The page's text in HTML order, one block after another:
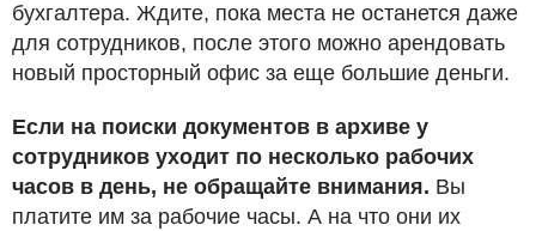
бухгалтера. Ждите, пока места не останется даже
для сотрудников, после этого можно арендовать
новый просторный офис за еще большие деньги.
Если на поиски документов в архиве у
сотрудников уходит по несколько рабочих
часов в день, не обращайте внимания. Вы
платите им за рабочие часы. А на что они их